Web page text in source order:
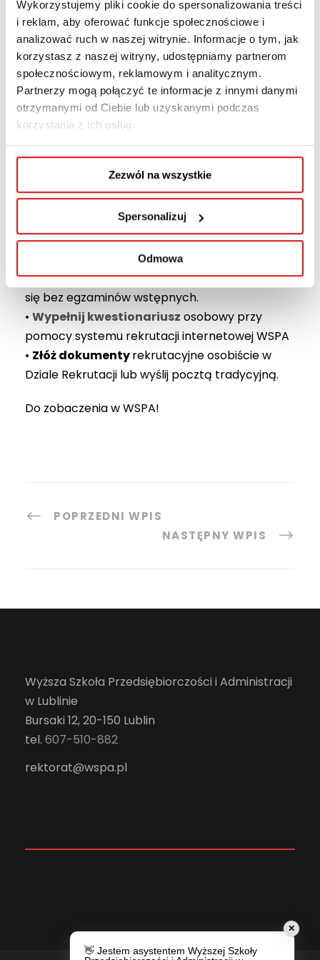
Wykorzystujemy pliki cookie do spersonalizowania treści
i reklam, aby oferować funkcje społecznościowe i
analizować ruch w naszej witrynie. Informacje o tym, jak
korzystasz z naszej witryny, udostępniamy partnerom
społecznościowym, reklamowym i analitycznym.
Partnerzy mogą połączyć te informacje z innymi danymi
otrzymanymi od Ciebie lub uzyskanymi podczas
korzystania z ich usług.
Zezwól na wszystkie
Spersonalizuj
Odmowa
skorzystać z dofinansowania, o czym pisaliśmy
na naszej stronie:Jak studiować za darmo?
Studia bezpłatne na prywatnej uczelni.
Wszelkie informacje uzyskasz w:
Centrum Studiów Podyplomowych i Szkoleń
tel. 81 45-29-474, pn-pt: w godz. 7:30-15:30,
wybrane soboty: w godz. 8:00-14:00;
Centrum Rekrutacji i Obsługi Kandydata
81 45-29-473, pn-pt: w godz. 7:30-15:30,
rekrutacja@wspa.pl
Rekrutacjana studia podyplomowe odbywa
się bez egzaminów wstępnych.
• Wypełnij kwestionariusz osobowy przy
pomocy systemu rekrutacji internetowej WSPA
• Złóż dokumentyrekrutacyjne osobiście w
Dziale Rekrutacji lub wyślij pocztą tradycyjną.
Do zobaczenia w WSPA!
POPRZEDNI WPIS
NASTĘPNY WPIS
Wyższa Szkoła Przedsiębiorczości i Administracji
w Lublinie
Bursaki 12, 20-150 Lublin
tel. 607-510-882
rektorat@wspa.pl
✕
👋 Jestem asystentem Wyższej Szkoły